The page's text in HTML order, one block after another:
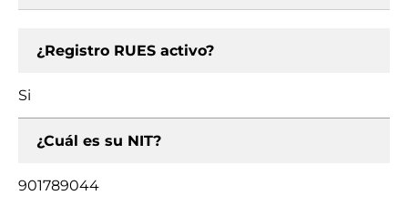
¿Registro RUES activo?
Si
¿Cuál es su NIT?
901789044